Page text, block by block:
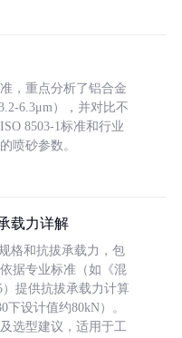
，重点分析了铝合金
6.3μm），并对比不
8503-1标准和行业
喷砂参数。
载力详解
格和抗拔承载力，包
据专业标准（如《混
）提供抗拔承载力计算
设计值约80kN）。
选型建议，适用于工